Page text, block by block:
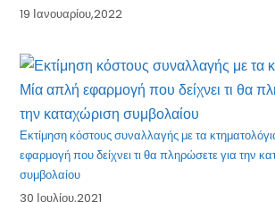
19 Ιανουαρίου,2022
Εκτίμηση κόστους συναλλαγής με τα
εφαρμογή που δείχνει τι θα πληρώσετε για την
συμβολαίου
30 Ιουλίου,2021